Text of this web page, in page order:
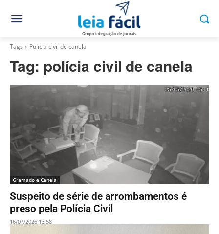
Tags Polícia civil de canela
Tag: polícia civil de canela
Gramado e Canela
Suspeito de série de arrombamentos é
preso pela Polícia Civil
16/07/2026 13:58